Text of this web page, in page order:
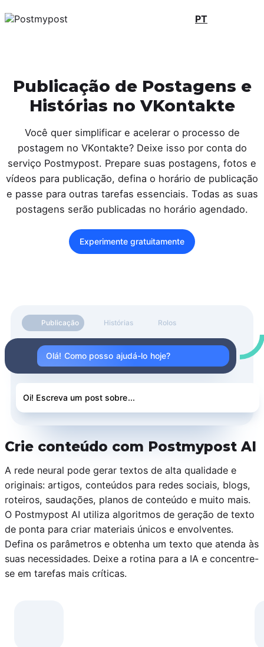
PT
Publicação de Postagens e
Histórias no VKontakte
Você quer simplificar e acelerar o processo de
postagem no VKontakte? Deixe isso por conta do
serviço Postmypost. Prepare suas postagens, fotos e
vídeos para publicação, defina o horário de publicação
e passe para outras tarefas essenciais. Todas as suas
postagens serão publicadas no horário agendado.
Experimente gratuitamente
Publicação Histórias Rolos
Olá! Como posso ajudá-lo hoje?
Oi! Escreva um post sobre...
Crie conteúdo com Postmypost AI
A rede neural pode gerar textos de alta qualidade e
originais: artigos, conteúdos para redes sociais, blogs,
roteiros, saudações, planos de conteúdo e muito mais.
O Postmypost AI utiliza algoritmos de geração de texto
de ponta para criar materiais únicos e envolventes.
Defina os parâmetros e obtenha um texto que atenda às
suas necessidades. Deixe a rotina para a IA e concentre-
se em tarefas mais críticas.